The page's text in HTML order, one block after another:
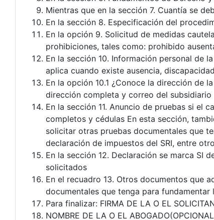
Mientras que en la sección 7. Cuantía se
En la sección 8. Especificación del
En la opción 9. Solicitud de medidas
prohibiciones, tales como: prohibido
En la sección 10. Información personal de
aplica cuando existe ausencia,
En la opción 10.1 ¿Conoce la dirección de
dirección completa y correo del subsidiario
En la sección 11. Anuncio de pruebas si el
completos y cédulas En esta sección,
solicitar otras pruebas documentales que
declaración de impuestos del SRI, entre
En la sección 12. Declaración se marca SI
solicitados
En el recuadro 13. Otros documentos que
documentales que tenga para fundamentar
Para finalizar: FIRMA DE LA O EL
NOMBRE DE LA O EL